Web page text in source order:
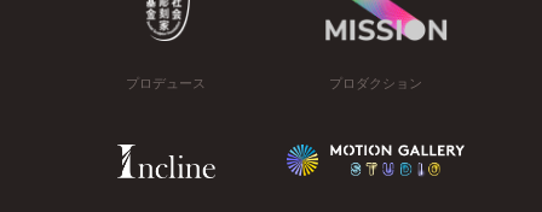
プロデュース プロダクション